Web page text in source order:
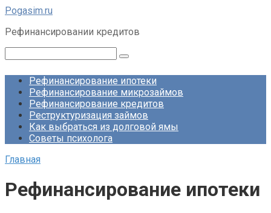
Перейти
контенту
Pogasim.ru
Рефинансировании кредитов
Рефинансирование ипотеки
Рефинансирование микрозаймов
Рефинансирование кредитов
Реструктуризация займов
Как выбраться из долговой ямы
Советы психолога
Главная
Рефинансирование ипотеки